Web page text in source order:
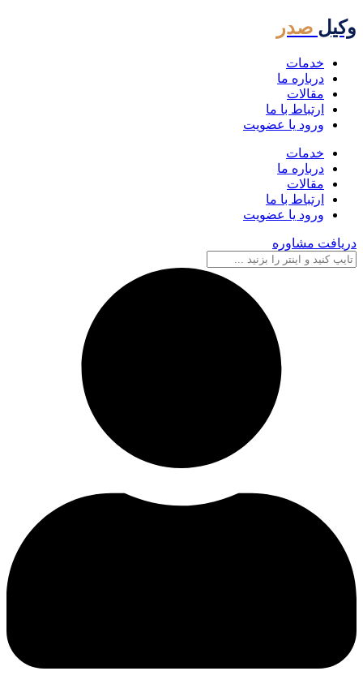
وکیل صدر
خدمات
درباره ما
مقالات
ارتباط با ما
ورود یا عضویت
خدمات
درباره ما
مقالات
ارتباط با ما
ورود یا عضویت
دریافت مشاوره